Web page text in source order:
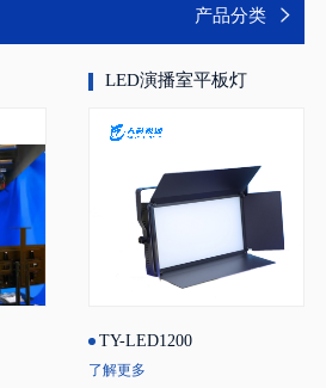
产品分类
LED演播室平板灯
TY-LED1200
了解更多